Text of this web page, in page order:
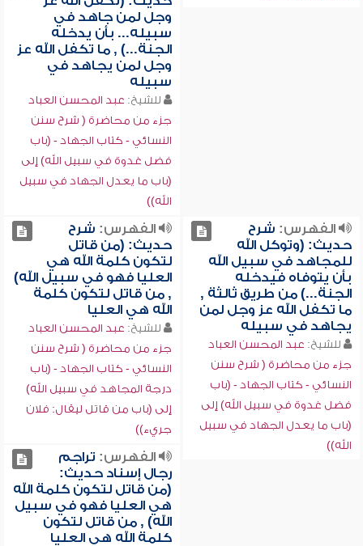
وجل لمن جاهد في
سبيله... بأن يدخله
الجنة...) , ما تكفل الله عز
وجل لمن يجاهد في
سبيله
للشيخ: عبد المحسن العباد
جزء من محاضرة ( شرح سنن
النسائي - كتاب الجهاد - (باب
فضل غدوة في سبيل الله) إلى
(باب ما يعدل الجهاد في سبيل
الله))
الفهرس: شرح
حديث: (وتوكل الله
للمجاهد في سبيل الله
بأن يتوفاه فيدخله
الجنة...) من طريق ثالثة ,
ما تكفل الله عز وجل لمن
يجاهد في سبيله
للشيخ: عبد المحسن العباد
جزء من محاضرة ( شرح سنن
النسائي - كتاب الجهاد - (باب
فضل غدوة في سبيل الله) إلى
(باب ما يعدل الجهاد في سبيل
الله))
الفهرس: شرح
حديث: (من قاتل
لتكون كلمة الله هي
العليا فهو في سبيل الله)
, من قاتل لتكون كلمة
الله هي العليا
للشيخ: عبد المحسن العباد
جزء من محاضرة ( شرح سنن
النسائي - كتاب الجهاد - (باب
درجة المجاهد في سبيل الله)
إلى (باب من قاتل ليقال: فلان
جريء))
الفهرس: تراجم
رجال إسناد حديث:
(من قاتل لتكون كلمة الله
هي العليا فهو في سبيل
الله) , من قاتل لتكون
كلمة الله هي العليا